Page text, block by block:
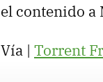
el contenido a
Vía | Torrent